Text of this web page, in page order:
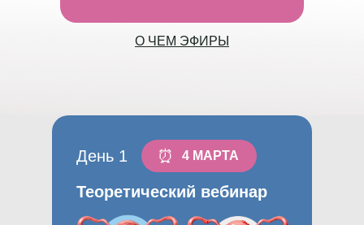
О ЧЕМ ЭФИРЫ
Теоретический вебинар
День 1 ⏰ 4 МАРТА